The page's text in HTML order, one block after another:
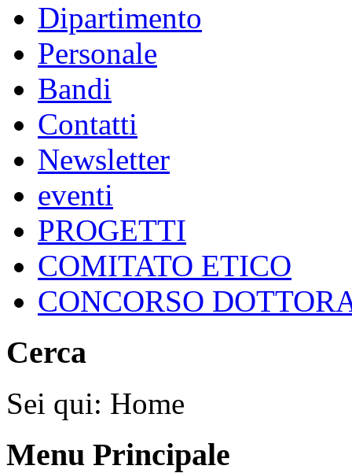
Dipartimento
Personale
Bandi
Contatti
Newsletter
eventi
PROGETTI
COMITATO ETICO
CONCORSO
Cerca
Sei qui: Home
Menu Principale